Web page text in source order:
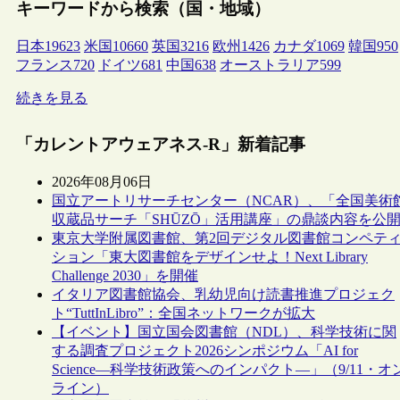
キーワードから検索（国・地域）
日本19623 米国 10660 英国3216 欧州 1426 カナダ1069 韓国950
フランス720 ドイツ681 中国638 オーストラリア599
続きを見る
「カレントアウェアネス-R」新着記事
2026年08月06日
国立アートリサーチセンター（NCAR）、「全国美術
収蔵品サーチ「SHŪZŌ」活用講座」の鼎談内容を公開
東京大学附属図書館、第2回デジタル図書館コンペティ
ション「東大図書館をデザインせよ！Next Library
Challenge 2030」を開催
イタリア図書館協会、乳幼児向け読書推進プロジェク
ト“TuttInLibro”：全国ネットワークが拡大
【イベント】国立国会図書館（NDL）、科学技術に関
する調査プロジェクト2026シンポジウム「AI for
Science―科学技術政策へのインパクト―」（9/11・オ
ライン）